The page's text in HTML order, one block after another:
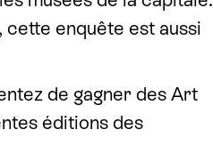
enquête est aussi
de gagner des Art
éditions des